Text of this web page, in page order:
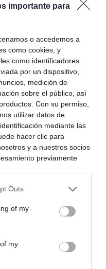
importante para
o accedemos a
como cookies, y
como identificadores
por un dispositivo,
medición de
sobre el público, así
Con su permiso,
utilizar datos de
mediante las
hacer clic para
y a nuestros socios
previamente
cuenta que algún
el derecho de
se aplicarán
en este sitio web o
Outs
of my
my